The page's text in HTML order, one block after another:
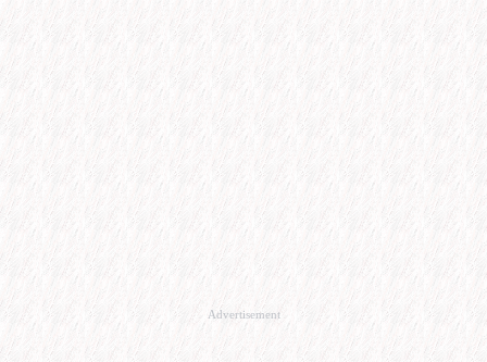
Advertisement